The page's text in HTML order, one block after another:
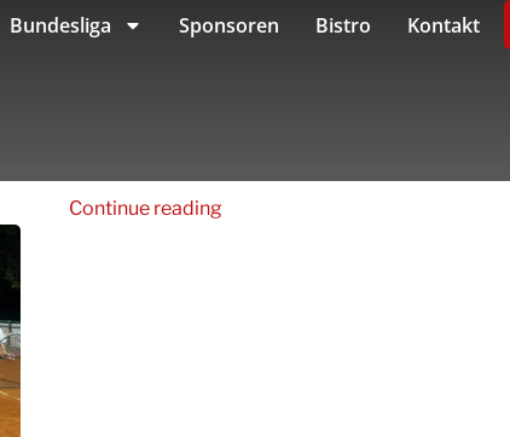
Bundesliga Sponsoren Bistro Kontakt
Continue reading